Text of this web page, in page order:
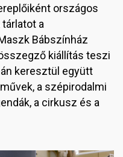
országos
a
Bábszínház
kiállítás teszi
keresztül együtt
a szépirodalmi
a cirkusz és a